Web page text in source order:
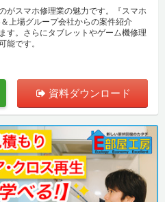
がスマホ修理業の魅力です。『スマホ
上場グループ会社からの案件紹介
す。さらにタブレットやゲーム機修理
能です。
資料ダウンロード